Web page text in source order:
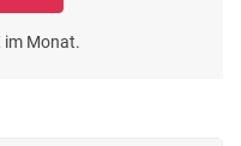
im Monat.